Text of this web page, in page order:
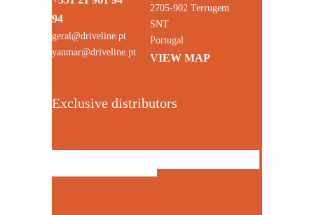
94
geral@driveline.pt
yanmar@driveline.pt
2705-902 Terrugem
SNT
Portugal
VIEW MAP
Exclusive distributors